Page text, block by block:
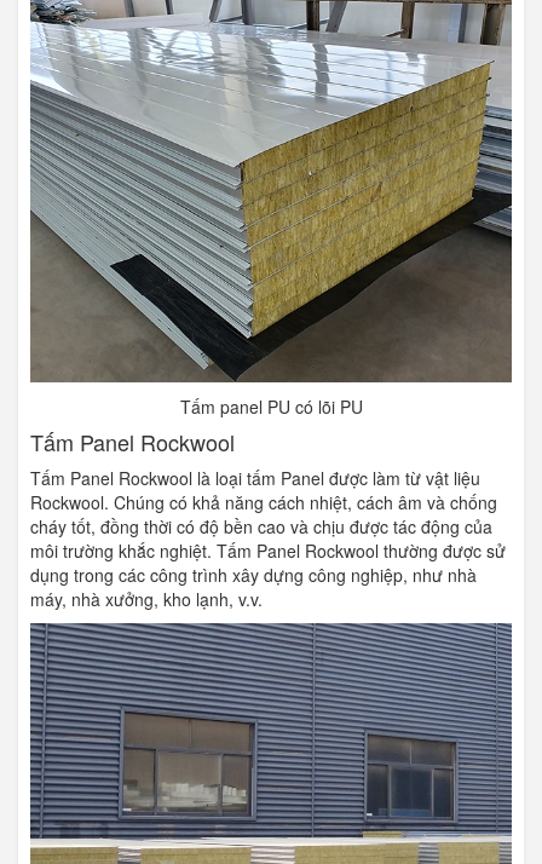
Tấm panel PU có lõi PU
Tấm Panel Rockwool
Tấm Panel Rockwool là loại tấm Panel được làm từ vật liệu
Rockwool. Chúng có khả năng cách nhiệt, cách âm và chống
cháy tốt, đồng thời có độ bền cao và chịu được tác động của
môi trường khắc nghiệt. Tấm Panel Rockwool thường được sử
dụng trong các công trình xây dựng công nghiệp, như nhà
máy, nhà xưởng, kho lạnh, v.v.